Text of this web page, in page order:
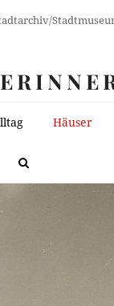
Häuser